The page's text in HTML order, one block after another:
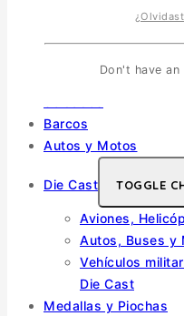
Barcos
Autos y Motos
Die Cast TOGGLE
Aviones,
Autos, Buses y
Vehículos
Die Cast
Medallas y Piochas
Don't have